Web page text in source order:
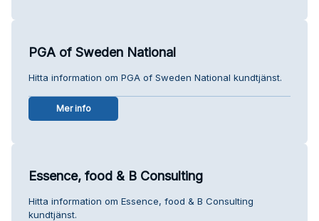
PGA of Sweden National
Hitta information om PGA of Sweden National kundtjänst.
Mer info
Essence, food & B Consulting
Hitta information om Essence, food & B Consulting
kundtjänst.